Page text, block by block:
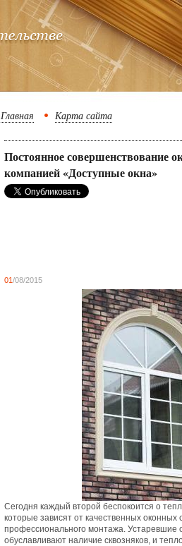
Главная Карта сайта
Постоянное совершенствование
компанией «Доступные окна»
01/08/2015
Сегодня каждый второй беспокоится о
которые зависят от качественных оконных
профессионального монтажа. Устаревшие
обуславливают наличие сквозняков, и